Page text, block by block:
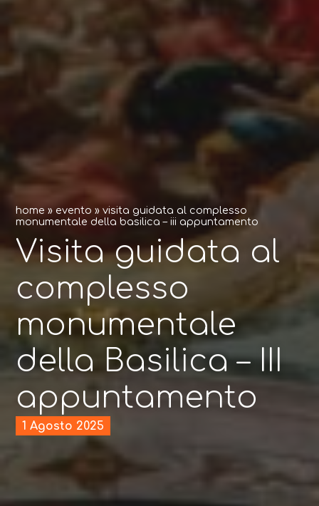
home » evento »visita guidata al complesso
monumentale della basilica – iii appuntamento
Visita guidata al
complesso
monumentale
della Basilica – III
appuntamento
1 Agosto 2025